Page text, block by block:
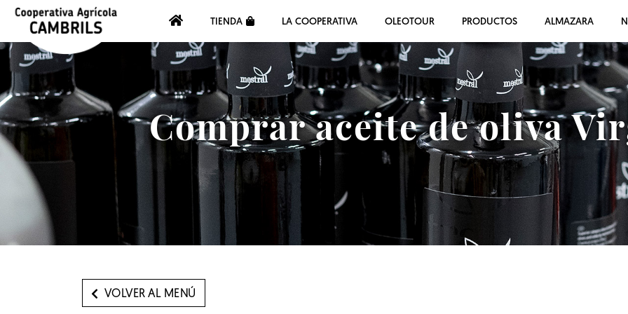
TIENDA LA COOPERATIVA OLEOTOUR PRODUCTOS ALMAZARA
Comprar aceite de oliva
VOLVER AL MENÚ